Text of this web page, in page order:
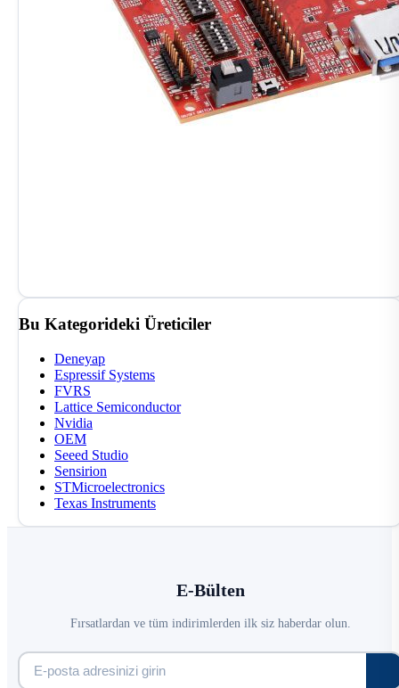
Bu Kategorideki Üreticiler
Deneyap
Espressif Systems
FVRS
Lattice Semiconductor
Nvidia
OEM
Seeed Studio
Sensirion
STMicroelectronics
Texas Instruments
E-Bülten
Fırsatlardan ve tüm indirimlerden ilk siz haberdar olun.